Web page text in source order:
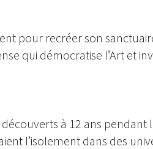
pour recréer son
qui démocratise l’Art et
à 12 ans pendant
l’isolement dans des